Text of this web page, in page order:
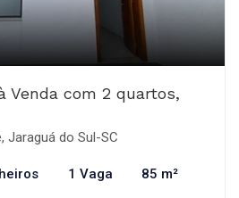
Venda com 2 quartos,
Jaraguá do Sul-SC
1 Vaga 85 m²